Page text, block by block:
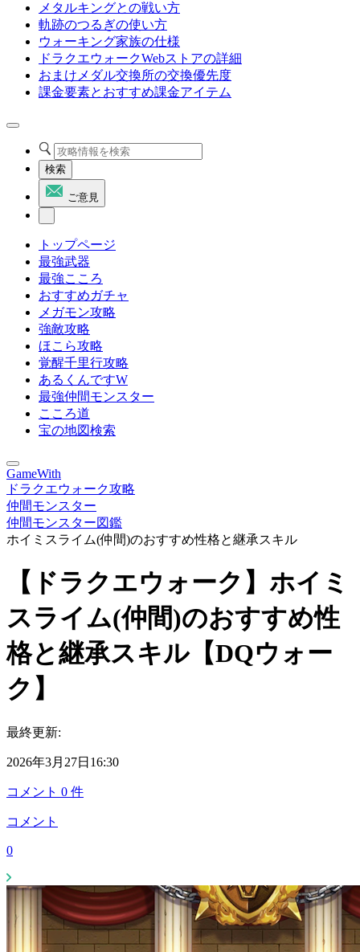
メタルキングとの戦い方
軌跡のつるぎの使い方
ウォーキング家族の仕様
ドラクエウォークWebストアの詳細
おまけメダル交換所の交換優先度
課金要素とおすすめ課金アイテム
検索
ご意見
トップページ
最強武器
最強こころ
おすすめガチャ
メガモン攻略
強敵攻略
ほこら攻略
覚醒千里行攻略
あるくんですW
最強仲間モンスター
こころ道
宝の地図検索
GameWith
ドラクエウォーク攻略
仲間モンスター
仲間モンスター図鑑
ホイミスライム(仲間)のおすすめ性格と継承スキル
【ドラクエウォーク】ホイミ
スライム(仲間)のおすすめ性
格と継承スキル【DQウォー
ク】
最終更新:
2026年3月27日16:30
コメント 0 件
コメント
0